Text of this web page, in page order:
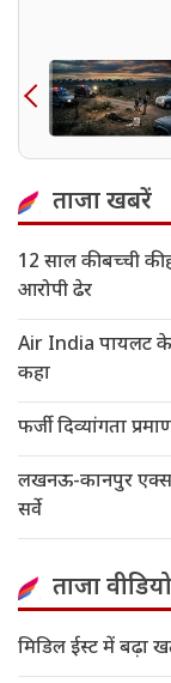
ताजा खबरें
12 साल की बच्ची
आरोपी ढेर
Air India पायलट के
कहा
फर्जी दिव्यांगता
लखनऊ-कानपुर
सर्वे
ताजा वीडियो
मिडिल ईस्ट में बढ़ा